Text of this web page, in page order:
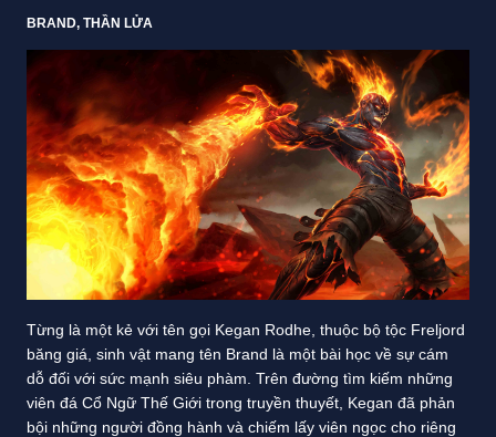
BRAND, THẦN LỬA
Từng là một kẻ với tên gọi Kegan Rodhe, thuộc bộ tộc Freljord
băng giá, sinh vật mang tên Brand là một bài học về sự cám
dỗ đối với sức mạnh siêu phàm. Trên đường tìm kiếm những
viên đá Cổ Ngữ Thế Giới trong truyền thuyết, Kegan đã phản
bội những người đồng hành và chiếm lấy viên ngọc cho riêng